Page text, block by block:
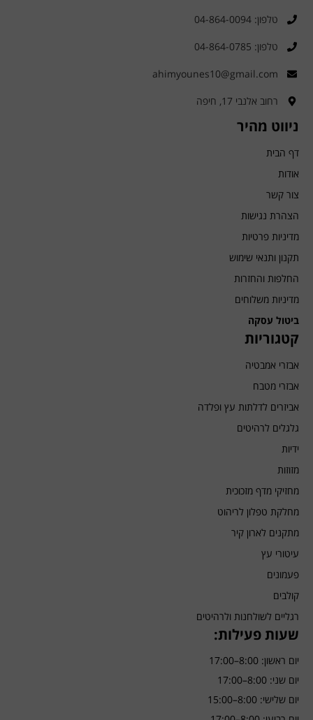
טלפון: 04-864-0094
טלפון: 04-864-0785
ahimyounes10@gmail.com
רחוב אלנבי 17, חיפה
קטגוריות
אבזרי אמבטיה
אבזרי מטבח
אביזרים לדלתות עץ ופלדה
גלגלים לרהיטים
ידיות
מזוזות
מחזיקי מדף מזכוכית
מחלקת טפלון לריהוט
מתקנים לארון קיר
עיטורי עץ
פעמונים
קולבים
רגליים לשולחנות ולרהיטים
ניווט מהיר
דף הבית
אודות
צור קשר
הצהרת נגישות
מדיניות פרטיות
תקנון ותנאי שימוש
החלפות והחזרות
מדיניות משלוחים
ביטול עסקה
שעות פעילות:
יום ראשון: 8:00–17:00
יום שני: 8:00–17:00
יום שלישי: 8:00–15:00